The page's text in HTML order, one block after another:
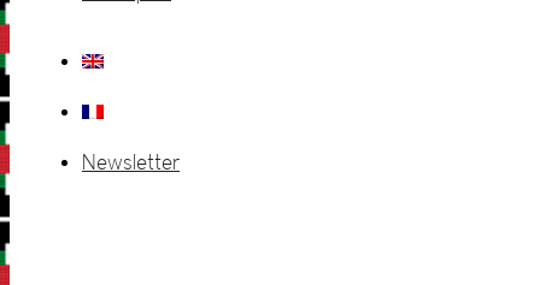
Newsletter